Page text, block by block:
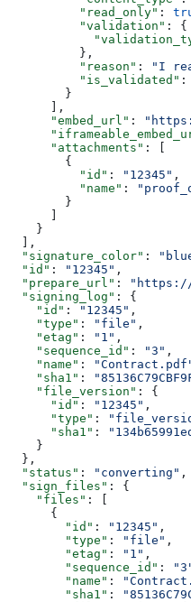
          "read_only"
:
          "validation"
: {
          },
          "reason"
: "I
          "is_validated"
:
        }
      ],
      "embed_url"
:
      "attachments"
: [
        {
          "id"
: "12345" ,
          "name"
:
        }
    }
  ],
  "signature_color"
:
  "id"
: "12345" ,
  "prepare_url"
: "https://
  "signing_log"
: {
    "id"
: "12345" ,
    "type"
: "file" ,
    "etag"
: "1" ,
    "sequence_id"
: "3" ,
    "name"
:
    "sha1"
:
    "file_version"
: {
      "id"
: "12345" ,
      "type"
:
      "sha1"
:
    }
  },
  "status"
: "converting" ,
  "sign_files"
: {
    "files"
: [
      {
        "id"
: "12345" ,
        "type"
: "file" ,
        "etag"
: "1" ,
        "sequence_id"
:
        "name"
:
        "sha1"
: